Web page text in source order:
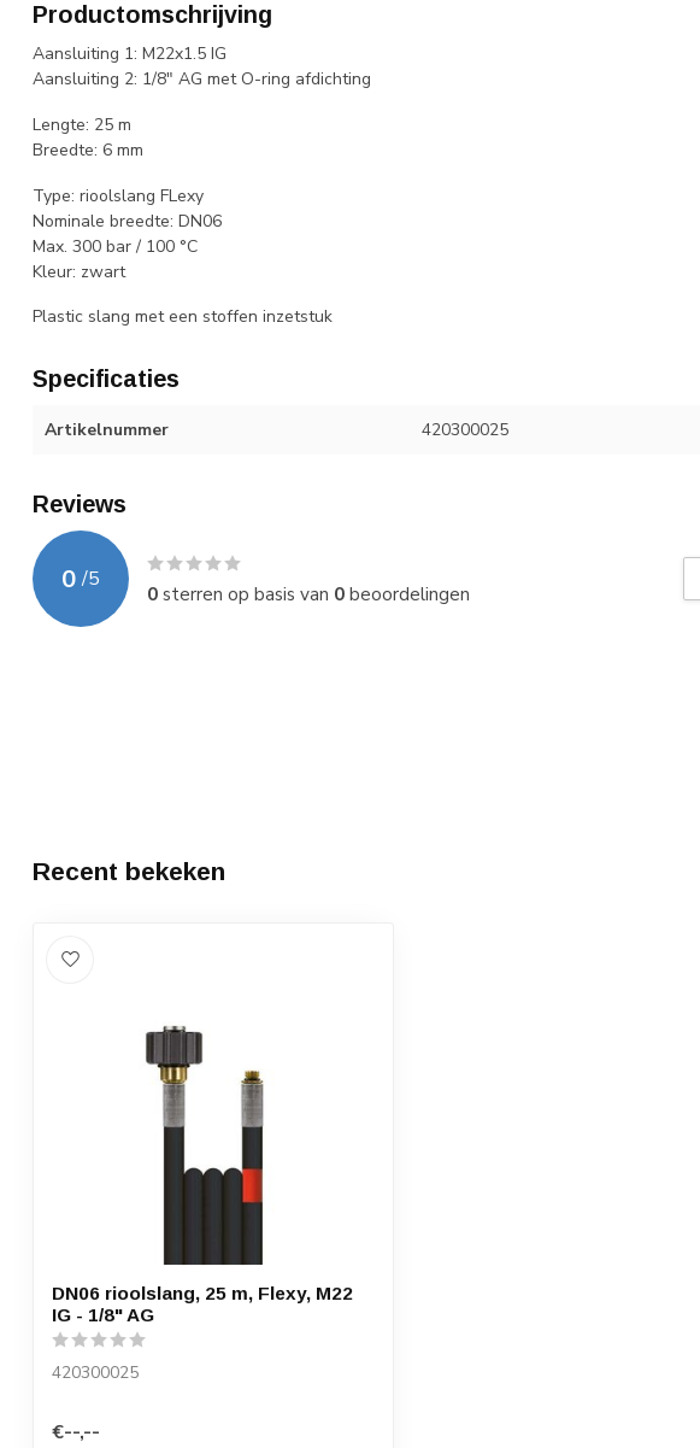
Productomschrijving
Aansluiting 1: M22x1.5 IG
Aansluiting 2: 1/8" AG met O-ring afdichting
Lengte: 25 m
Breedte: 6 mm
Type: rioolslang FLexy
Nominale breedte: DN06
Max. 300 bar / 100 °C
Kleur: zwart
Plastic slang met een stoffen inzetstuk
Specificaties
Artikelnummer 420300025
Reviews
0 /5
0sterren op basis van 0beoordelingen
Recent bekeken
DN06 rioolslang, 25 m, Flexy, M22
IG - 1/8" AG
420300025
€--,--